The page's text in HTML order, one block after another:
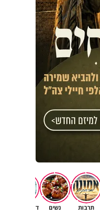
תרבות נשים דעות וטורים